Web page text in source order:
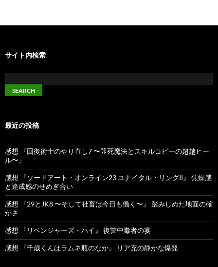
サイト内検索
最近の投稿
感想 『回復術士のやり直し7 〜即死魔法とスキルコピーの超越ヒー
ル〜』
感想 『ソードアート・オンライン23 ユナイタル・リングII』 焦燥感
と達成感のせめぎ合い
感想 『29とJK8 〜そして社畜は今日も働く〜』 踏みしめた地面の確
かさ
感想 『リベンジャーズ・ハイ』 復讐中毒者の宴
感想 『千歳くんはラムネ瓶のなか』 リア充の静かな爆発